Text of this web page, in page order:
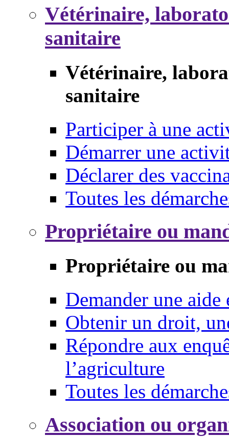
Vétérinaire,
sanitaire
Vétérinaire,
sanitaire
Participer à une
Démarrer une
Déclarer des
Toutes les
Propriétaire ou
Propriétaire ou
Demander une aide
Obtenir un droit,
Répondre aux
l’agriculture
Toutes les
Association ou